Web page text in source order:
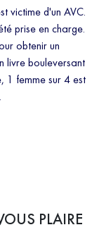
victime d'un AVC.
prise en charge.
obtenir un
livre bouleversant
1 femme sur 4 est
PLAIRE